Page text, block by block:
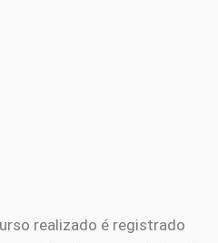
realizado é registrado